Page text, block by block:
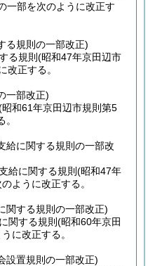
一部を次のように改正す
る規則の一部改正)
る規則 (昭和47年京田辺市
改正する。
一部改正)
昭和61年京田辺市規則第5
給に関する規則の一部改
給に関する規則 (昭和47年
ように改正する。
関する規則の一部改正)
関する規則 (昭和60年京田
に改正する。
設置規則の一部改正)